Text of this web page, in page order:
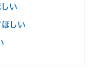
い
しい